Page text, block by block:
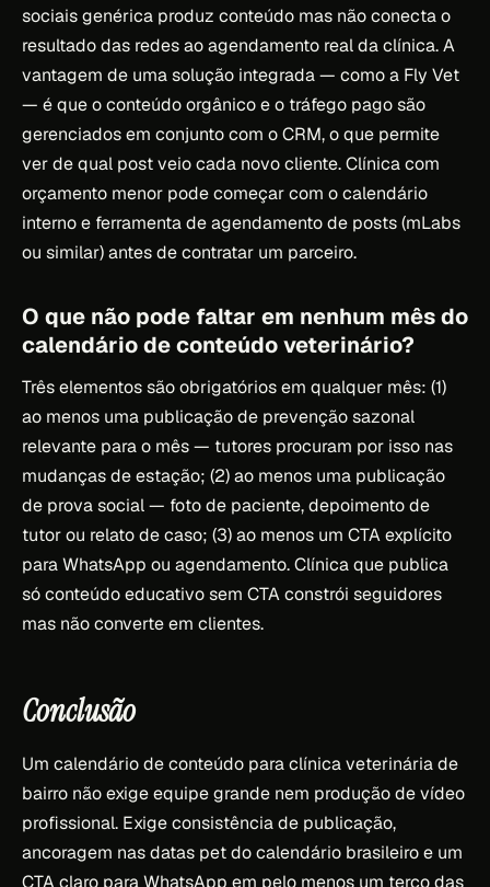
sociais genérica produz conteúdo mas não conecta o
resultado das redes ao agendamento real da clínica. A
vantagem de uma solução integrada — como a Fly Vet
— é que o conteúdo orgânico e o tráfego pago são
gerenciados em conjunto com o CRM, o que permite
ver de qual post veio cada novo cliente. Clínica com
orçamento menor pode começar com o calendário
interno e ferramenta de agendamento de posts (mLabs
ou similar) antes de contratar um parceiro.
O que não pode faltar em nenhum mês do
calendário de conteúdo veterinário?
Três elementos são obrigatórios em qualquer mês: (1)
ao menos uma publicação de prevenção sazonal
relevante para o mês — tutores procuram por isso nas
mudanças de estação; (2) ao menos uma publicação
de prova social — foto de paciente, depoimento de
tutor ou relato de caso; (3) ao menos um CTA explícito
para WhatsApp ou agendamento. Clínica que publica
só conteúdo educativo sem CTA constrói seguidores
mas não converte em clientes.
Conclusão
Um calendário de conteúdo para clínica veterinária de
bairro não exige equipe grande nem produção de vídeo
profissional. Exige consistência de publicação,
ancoragem nas datas pet do calendário brasileiro e um
CTA claro para WhatsApp em pelo menos um terço das